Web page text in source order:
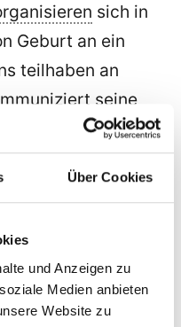
Über Cookies
und Anzeigen zu
Medien anbieten
Website zu
sich in
Geburt an ein
teilhaben an
seine
ist, unabhängig
seinem
liebens- und
Aufgabe darin,
ins Leben zu